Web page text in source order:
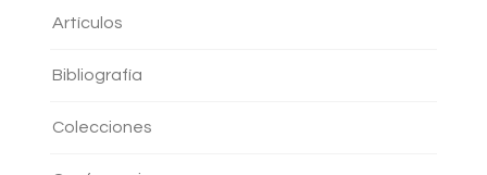
Artículos
Bibliografía
Colecciones